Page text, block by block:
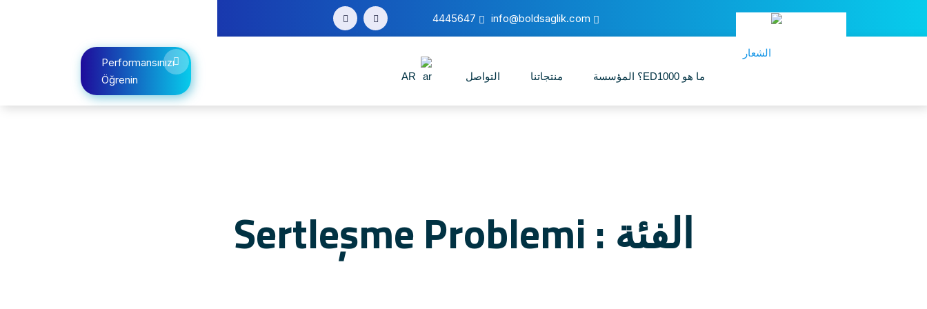
info@boldsaglik.com
4445647
ما هو ED1000؟ المؤسسة منتجاتنا التواصل AR
Performansınızı
Öğrenin
الفئة : Sertleşme Problemi